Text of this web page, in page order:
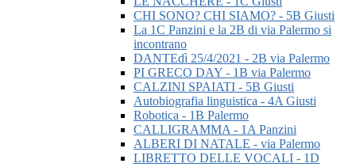
CHI SONO? CHI SIAMO? - 5B Giusti
La 1C Panzini e la 2B di via Palermo si
incontrano
DANTEdì 25/4/2021 - 2B via Palermo
PI GRECO DAY - 1B via Palermo
CALZINI SPAIATI - 5B Giusti
Autobiografia linguistica - 4A Giusti
Robotica - 1B Palermo
CALLIGRAMMA - 1A Panzini
ALBERI DI NATALE - via Palermo
LIBRETTO DELLE VOCALI - 1D